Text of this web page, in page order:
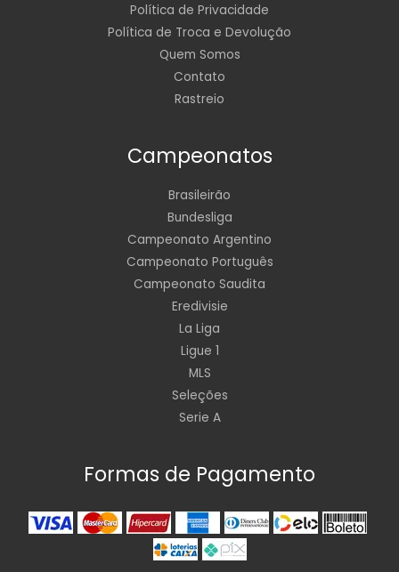
Política de Privacidade
Política de Troca e Devolução
Quem Somos
Contato
Rastreio
Campeonatos
Brasileirão
Bundesliga
Campeonato Argentino
Campeonato Português
Campeonato Saudita
Eredivisie
La Liga
Ligue 1
MLS
Seleções
Serie A
Formas de Pagamento